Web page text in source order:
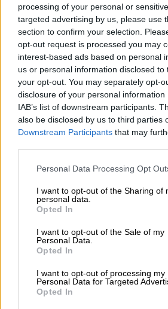
processing of your personal or
targeted advertising by us, please use
section to confirm your selection.
opt-out request is processed you may
interest-based ads based on personal
us or personal information disclosed
your opt-out. You may separately opt-
disclosure of your personal
IAB’s list of downstream participants.
also be disclosed by us to third parties
Downstream Participants that may
Please note that this website/app uses
not limited to your visit or usage
grant or deny consent to Google and
use your data for below specified
consent section.
Personal Data Processing Opt
I want to opt-out of the Sharing of
personal data.
Opted In
I want to opt-out of the Sale of my
Personal Data.
Opted In
I want to opt-out of processing my
Personal Data for Targeted
Opted In
Φωτογραφία αρχείου
Προσθέστε το ΕΘΝΟΣ
Καταδρομική επίθεση με
σημειώθηκε λίγο μετά τις
ξημερώματα της Δευτέρας
Τμήμα Νέας Ιωνίας, στη
λεωφόρου Ηρακλείου με
Βάρναλη
.
Σύμφωνα με σχετική
ΕΛ.ΑΣ., περίπου 10
προσέγγισαν το σημείο και
βόμβες μολότοφ προς τη
περιπολικά οχήματα. Ο
άμεσα και δεν προκλήθηκε